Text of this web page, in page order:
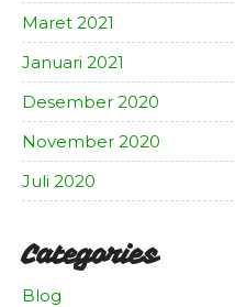
Maret 2021
Januari 2021
Desember 2020
November 2020
Juli 2020
Categories
Blog